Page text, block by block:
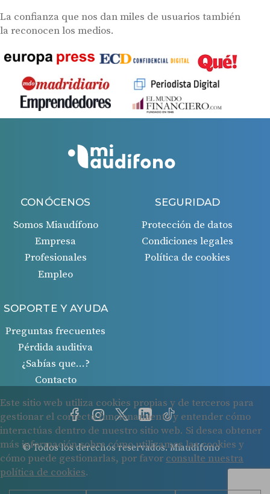
La confianza que nos dan miles de usuarios también
la reconocen los medios.
© Todos los derechos reservados. Miaudífono
CONÓCENOS
Somos Miaudífono
Empresa
Profesionales
Empleo
SEGURIDAD
Protección de datos
Condiciones legales
Política de cookies
SOPORTE Y AYUDA
Preguntas frecuentes
Pérdida auditiva
¿Sabías que…?
Contacto